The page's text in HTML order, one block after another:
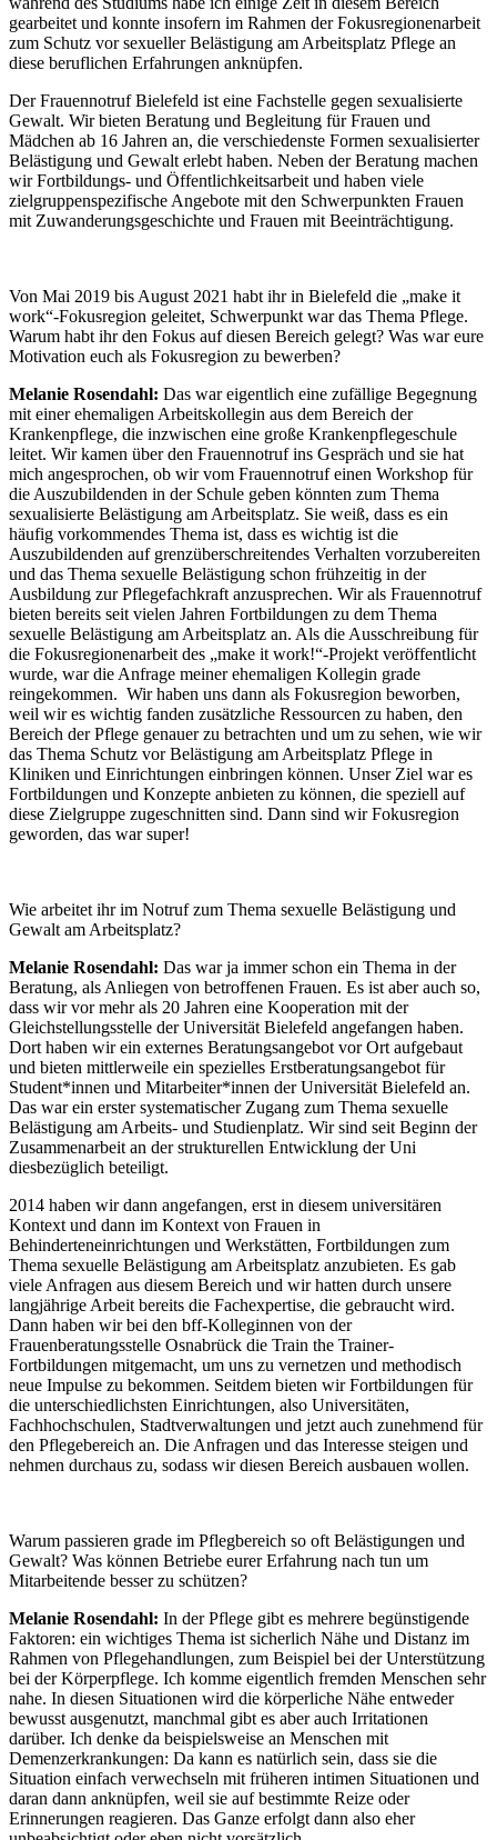
gearbeitet und konnte insofern im Rahmen der Fokusregionenarbeit
zum Schutz vor sexueller Belästigung am Arbeitsplatz Pflege an
diese beruflichen Erfahrungen anknüpfen.
Der Frauennotruf Bielefeld ist eine Fachstelle gegen sexualisierte
Gewalt. Wir bieten Beratung und Begleitung für Frauen und
Mädchen ab 16 Jahren an, die verschiedenste Formen sexualisierter
Belästigung und Gewalt erlebt haben. Neben der Beratung machen
wir Fortbildungs- und Öffentlichkeitsarbeit und haben viele
zielgruppenspezifische Angebote mit den Schwerpunkten Frauen
mit Zuwanderungsgeschichte und Frauen mit Beeinträchtigung.
Von Mai 2019 bis August 2021 habt ihr in Bielefeld die „make it
work“-Fokusregion geleitet, Schwerpunkt war das Thema Pflege.
Warum habt ihr den Fokus auf diesen Bereich gelegt? Was war eure
Motivation euch als Fokusregion zu bewerben?
Melanie Rosendahl: Das war eigentlich eine zufällige Begegnung
mit einer ehemaligen Arbeitskollegin aus dem Bereich der
Krankenpflege, die inzwischen eine große Krankenpflegeschule
leitet. Wir kamen über den Frauennotruf ins Gespräch und sie hat
mich angesprochen, ob wir vom Frauennotruf einen Workshop für
die Auszubildenden in der Schule geben könnten zum Thema
sexualisierte Belästigung am Arbeitsplatz. Sie weiß, dass es ein
häufig vorkommendes Thema ist, dass es wichtig ist die
Auszubildenden auf grenzüberschreitendes Verhalten vorzubereiten
und das Thema sexuelle Belästigung schon frühzeitig in der
Ausbildung zur Pflegefachkraft anzusprechen. Wir als Frauennotruf
bieten bereits seit vielen Jahren Fortbildungen zu dem Thema
sexuelle Belästigung am Arbeitsplatz an. Als die Ausschreibung für
die Fokusregionenarbeit des „make it work!“-Projekt veröffentlicht
wurde, war die Anfrage meiner ehemaligen Kollegin grade
reingekommen. Wir haben uns dann als Fokusregion beworben,
weil wir es wichtig fanden zusätzliche Ressourcen zu haben, den
Bereich der Pflege genauer zu betrachten und um zu sehen, wie wir
das Thema Schutz vor Belästigung am Arbeitsplatz Pflege in
Kliniken und Einrichtungen einbringen können. Unser Ziel war es
Fortbildungen und Konzepte anbieten zu können, die speziell auf
diese Zielgruppe zugeschnitten sind. Dann sind wir Fokusregion
geworden, das war super!
Wie arbeitet ihr im Notruf zum Thema sexuelle Belästigung und
Gewalt am Arbeitsplatz?
Melanie Rosendahl: Das war ja immer schon ein Thema in der
Beratung, als Anliegen von betroffenen Frauen. Es ist aber auch so,
dass wir vor mehr als 20 Jahren eine Kooperation mit der
Gleichstellungsstelle der Universität Bielefeld angefangen haben.
Dort haben wir ein externes Beratungsangebot vor Ort aufgebaut
und bieten mittlerweile ein spezielles Erstberatungsangebot für
Student*innen und Mitarbeiter*innen der Universität Bielefeld an.
Das war ein erster systematischer Zugang zum Thema sexuelle
Belästigung am Arbeits- und Studienplatz. Wir sind seit Beginn der
Zusammenarbeit an der strukturellen Entwicklung der Uni
diesbezüglich beteiligt.
2014 haben wir dann angefangen, erst in diesem universitären
Kontext und dann im Kontext von Frauen in
Behinderteneinrichtungen und Werkstätten, Fortbildungen zum
Thema sexuelle Belästigung am Arbeitsplatz anzubieten. Es gab
viele Anfragen aus diesem Bereich und wir hatten durch unsere
langjährige Arbeit bereits die Fachexpertise, die gebraucht wird.
Dann haben wir bei den bff-Kolleginnen von der
Frauenberatungsstelle Osnabrück die Train the Trainer-
Fortbildungen mitgemacht, um uns zu vernetzen und methodisch
neue Impulse zu bekommen. Seitdem bieten wir Fortbildungen für
die unterschiedlichsten Einrichtungen, also Universitäten,
Fachhochschulen, Stadtverwaltungen und jetzt auch zunehmend für
den Pflegebereich an. Die Anfragen und das Interesse steigen und
nehmen durchaus zu, sodass wir diesen Bereich ausbauen wollen.
Warum passieren grade im Pflegbereich so oft Belästigungen und
Gewalt? Was können Betriebe eurer Erfahrung nach tun um
Mitarbeitende besser zu schützen?
Melanie Rosendahl: In der Pflege gibt es mehrere begünstigende
Faktoren: ein wichtiges Thema ist sicherlich Nähe und Distanz im
Rahmen von Pflegehandlungen, zum Beispiel bei der Unterstützung
bei der Körperpflege. Ich komme eigentlich fremden Menschen sehr
nahe. In diesen Situationen wird die körperliche Nähe entweder
bewusst ausgenutzt, manchmal gibt es aber auch Irritationen
darüber. Ich denke da beispielsweise an Menschen mit
Demenzerkrankungen: Da kann es natürlich sein, dass sie die
Situation einfach verwechseln mit früheren intimen Situationen und
daran dann anknüpfen, weil sie auf bestimmte Reize oder
Erinnerungen reagieren. Das Ganze erfolgt dann also eher